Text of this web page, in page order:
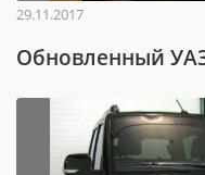
29.11.2017
Обновленный